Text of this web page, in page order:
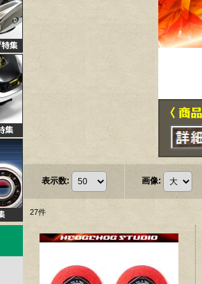
表示数: 画像:
27件